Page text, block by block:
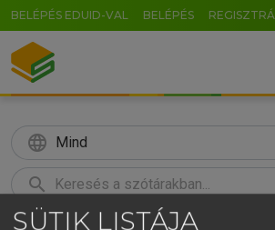
BELÉPÉS EDUID-VAL BELÉPÉS
language Mind
search
KERESÉS
SÜTIK LISTÁJA
GR